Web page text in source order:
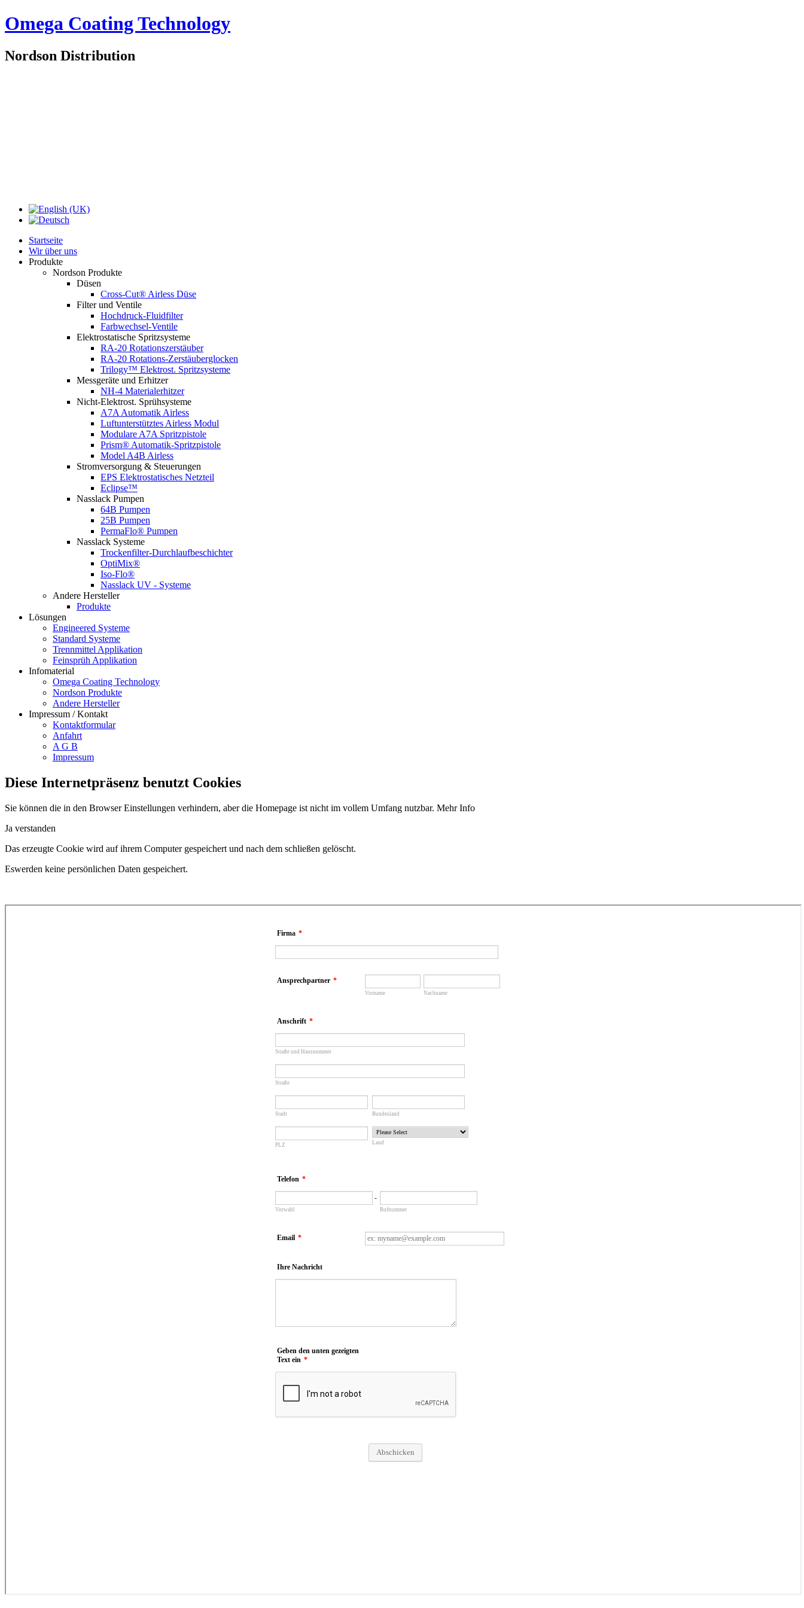
Omega Coating Technology
Nordson Distribution
Startseite
Wir über uns
Produkte
Nordson Produkte
Düsen
Cross-Cut® Airless Düse
Filter und Ventile
Hochdruck-Fluidfilter
Farbwechsel-Ventile
Elektrostatische Spritzsysteme
RA-20 Rotationszerstäuber
RA-20 Rotations-Zerstäuberglocken
Trilogy™ Elektrost. Spritzsysteme
Messgeräte und Erhitzer
NH-4 Materialerhitzer
Nicht-Elektrost. Sprühsysteme
A7A Automatik Airless
Luftunterstütztes Airless Modul
Modulare A7A Spritzpistole
Prism® Automatik-Spritzpistole
Model A4B Airless
Stromversorgung & Steuerungen
EPS Elektrostatisches Netzteil
Eclipse™
Nasslack Pumpen
64B Pumpen
25B Pumpen
PermaFlo® Pumpen
Nasslack Systeme
Trockenfilter-Durchlaufbeschichter
OptiMix®
Iso-Flo®
Nasslack UV - Systeme
Andere Hersteller
Produkte
Lösungen
Engineered Systeme
Standard Systeme
Trennmittel Applikation
Feinsprüh Applikation
Infomaterial
Omega Coating Technology
Nordson Produkte
Andere Hersteller
Impressum / Kontakt
Kontaktformular
Anfahrt
A G B
Impressum
Diese Internetpräsenz benutzt Cookies
Sie können die in den Browser Einstellungen verhindern, aber die Homepage ist nicht im vollem Umfang nutzbar. Mehr Info
Ja verstanden
Das erzeugte Cookie wird auf ihrem Computer gespeichert und nach dem schließen gelöscht.
Eswerden keine persönlichen Daten gespeichert.